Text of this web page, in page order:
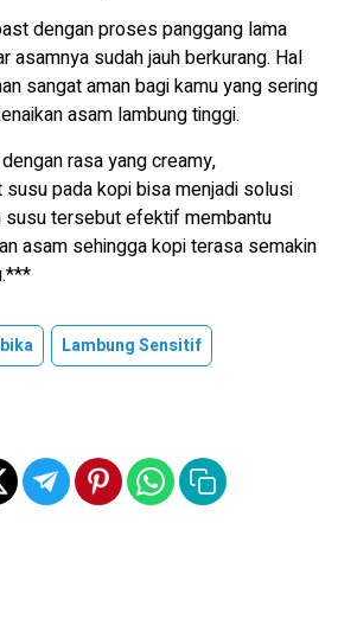
dengan proses panggang lama
asamnya sudah jauh berkurang. Hal
sangat aman bagi kamu yang sering
asam lambung tinggi.
rasa yang creamy,
pada kopi bisa menjadi solusi
susu tersebut efektif membantu
asam sehingga kopi terasa semakin
Lambung Sensitif